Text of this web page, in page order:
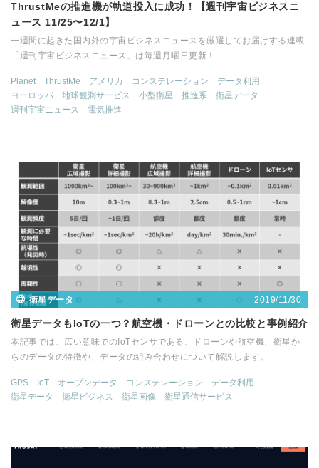
ThrustMeの推進機が軌道投入に成功！【週刊宇宙ビジネスニ
ュース 11/25〜12/1】
一週間に起きた国内外の宇宙ビジネスニュースを厳選してお届けする連載
「週刊宇宙ビジネスニュース」は毎週月曜日更新！
Planet ThrustMe アメリカ コンステレーション
データ利用
ヨーロッパ
地球観測サービス 小型衛星 推進系
衛星データ
週刊宇宙ニュース
電気推進
衛星データ 2019/11/30
衛星データもIoTの一つ？航空機・ドローンとの比較と事例紹介
本記事では、広い意味でのIoTセンサである、ドローンや航空機、衛星か
らのデータの特徴や、データの組み合わせについて解説します。
GPS IoT オープンデータ コンステレーション
データ利用
衛星データ
衛星ビジネス 衛星画像 衛星通信サービス